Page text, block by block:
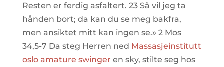
Resten er ferdig asfaltert. 23 Så vil jeg ta
hånden bort; da kan du se meg bakfra,
men ansiktet mitt kan ingen se.» 2 Mos
34,5-7 Da steg Herren ned Massasjeinstitutt
oslo amature swinger en sky, stilte seg hos